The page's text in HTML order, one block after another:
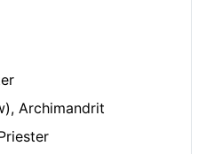
Archimandrit